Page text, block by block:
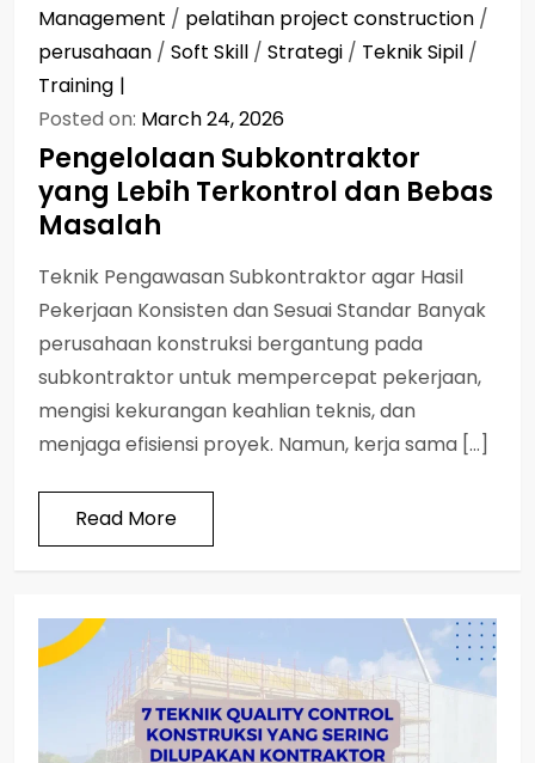
Management / pelatihan project construction /
perusahaan / Soft Skill / Strategi / Teknik Sipil /
Training
Posted on: March 24, 2026
Pengelolaan Subkontraktor
yang Lebih Terkontrol dan Bebas
Masalah
Teknik Pengawasan Subkontraktor agar Hasil
Pekerjaan Konsisten dan Sesuai Standar Banyak
perusahaan konstruksi bergantung pada
subkontraktor untuk mempercepat pekerjaan,
mengisi kekurangan keahlian teknis, dan
menjaga efisiensi proyek. Namun, kerja sama […]
Read More